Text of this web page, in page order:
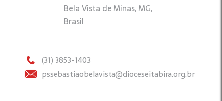
Bela Vista de Minas, MG,
Brasil
(31) 3853-1403
pssebastiaobelavista@dioceseitabira.org.br